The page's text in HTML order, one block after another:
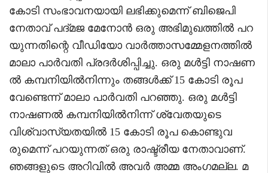
കോടി സംഭാവനയായി ലഭിക്കുമെന്ന് ബിജെപി
നേതാവ് പദ്‍മജ മേനോൻ ഒരു അഭിമുഖത്തിൽ പറ
യുന്നതിന്റെ വീഡിയോ വാർത്താസമ്മേളനത്തിൽ
മാലാ പാർവതി പ്രദർശിപ്പിച്ചു. ഒരു മൾട്ടി നാഷണ
ൽ കമ്പനിയിൽനിന്നും തങ്ങൾക്ക് 15 കോടി രൂപ
വേണ്ടെന്ന് മാലാ പാർവതി പറഞ്ഞു. ഒരു മൾട്ടി
നാഷണൽ കമ്പനിയിൽനിന്ന് ശ്വേതയുടെ
വിശ്വാസ്യതയിൽ 15 കോടി രൂപ കൊണ്ടുവ
രുമെന്ന് പറയുന്നത് ഒരു രാഷ്ട്രീയ നേതാവാണ്.
ഞങ്ങളുടെ അറിവിൽ അവർ അമ്മ അംഗമല്ല. മ